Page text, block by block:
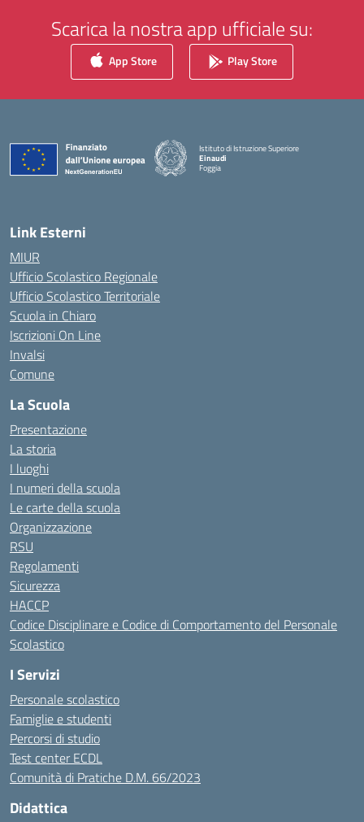
Scarica la nostra app ufficiale su:
App Store Play Store
Istituto di Istruzione Superiore
Einaudi
Foggia
— Visita la pagina iniziale della scuola
Link Esterni
MIUR
Ufficio Scolastico Regionale
Ufficio Scolastico Territoriale
Scuola in Chiaro
Iscrizioni On Line
Invalsi
Comune
La Scuola
Presentazione
La storia
I luoghi
I numeri della scuola
Le carte della scuola
Organizzazione
RSU
Regolamenti
Sicurezza
HACCP
Codice Disciplinare e Codice di Comportamento del Personale
Scolastico
I Servizi
Personale scolastico
Famiglie e studenti
Percorsi di studio
Test center ECDL
Comunità di Pratiche D.M. 66/2023
Didattica